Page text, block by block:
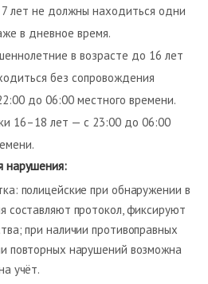
лет не должны находиться одни
в дневное время.
в возрасте до 16 лет
без сопровождения
до 06:00 местного времени.
16–18 лет — с 23:00 до 06:00
нарушения:
полицейские при обнаружении в
составляют протокол, фиксируют
при наличии противоправных
повторных нарушений возможна
учёт.